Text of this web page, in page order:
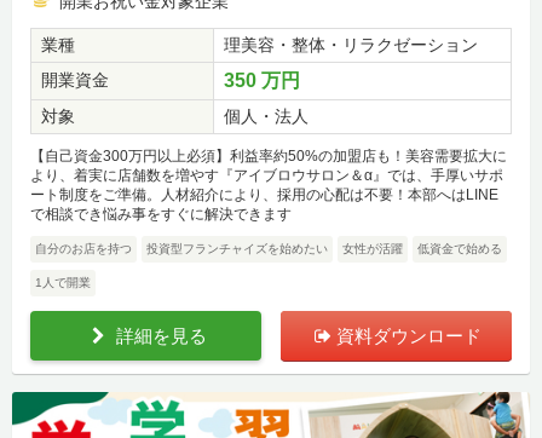
業種
理美容・整体・リラクゼーション
開業資金
350 万円
対象 個人・法人
【自己資金300万円以上必須】利益率約50%の加盟店も！美容需要拡大に
より、着実に店舗数を増やす『アイブロウサロン＆α』では、手厚いサポ
ート制度をご準備。人材紹介により、採用の心配は不要！本部へはLINE
で相談でき悩み事をすぐに解決できます
自分のお店を持つ 投資型フランチャイズを始めたい 女性が活躍 低資金で始める
1人で開業
詳細を見る 資料ダウンロード